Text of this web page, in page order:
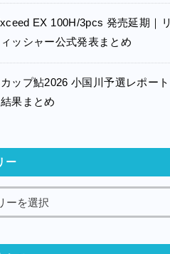
EX 100H/3pcs 発売延期｜リ
ッシャー公式発表まとめ
ップ鮎2026 小国川予選レポート
結果まとめ
ー